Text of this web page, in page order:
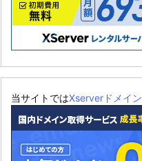
当サイトではXserverドメイン